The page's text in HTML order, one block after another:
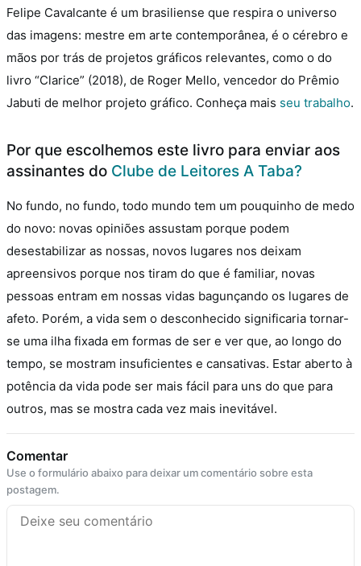
Felipe Cavalcante é um brasiliense que respira o universo
das imagens: mestre em arte contemporânea, é o cérebro e
mãos por trás de projetos gráficos relevantes, como o do
livro “Clarice” (2018), de Roger Mello, vencedor do Prêmio
Jabuti de melhor projeto gráfico. Conheça mais seu trabalho.
Por que escolhemos este livro para enviar aos
assinantes do Clube de Leitores A Taba?
No fundo, no fundo, todo mundo tem um pouquinho de medo
do novo: novas opiniões assustam porque podem
desestabilizar as nossas, novos lugares nos deixam
apreensivos porque nos tiram do que é familiar, novas
pessoas entram em nossas vidas bagunçando os lugares de
afeto. Porém, a vida sem o desconhecido significaria tornar-
se uma ilha fixada em formas de ser e ver que, ao longo do
tempo, se mostram insuficientes e cansativas. Estar aberto à
potência da vida pode ser mais fácil para uns do que para
outros, mas se mostra cada vez mais inevitável.
Comentar
Use o formulário abaixo para deixar um comentário sobre esta
postagem.